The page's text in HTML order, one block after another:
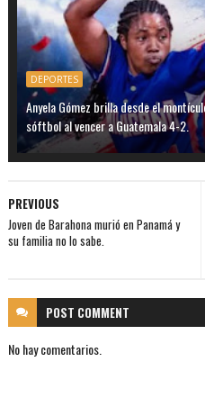
DEPORTES
Anyela Gómez brilla desde el
sóftbol al vencer a Guatemala 4-2.
PREVIOUS
Joven de Barahona murió en Panamá y
su familia no lo sabe.
POST COMMENT
No hay comentarios.